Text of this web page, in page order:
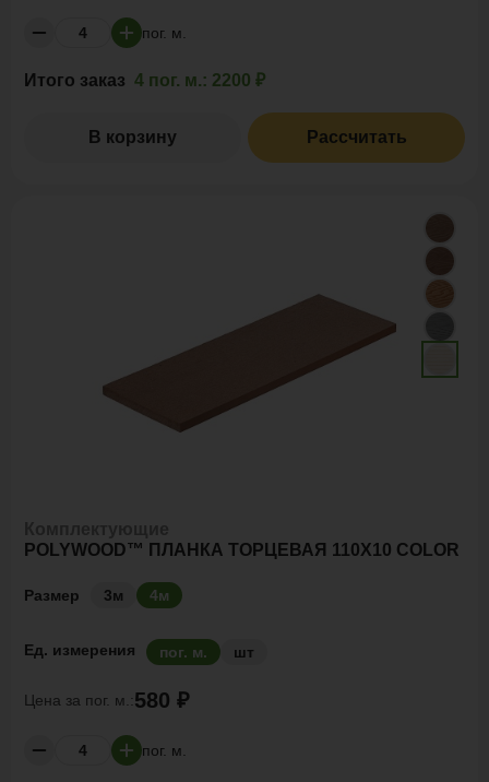
пог. м.
Итого заказ 4 пог. м.: 2200 ₽
В корзину Рассчитать
POLYWOOD™ ПЛАНКА ТОРЦЕВАЯ 110X10 COLOR
Размер 3м 4м
Ед. измерения пог. м. шт
Цена за пог. м.:580 ₽
пог. м.